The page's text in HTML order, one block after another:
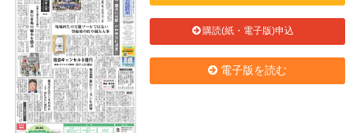
購読(紙・電子版)申込
電子版を読む